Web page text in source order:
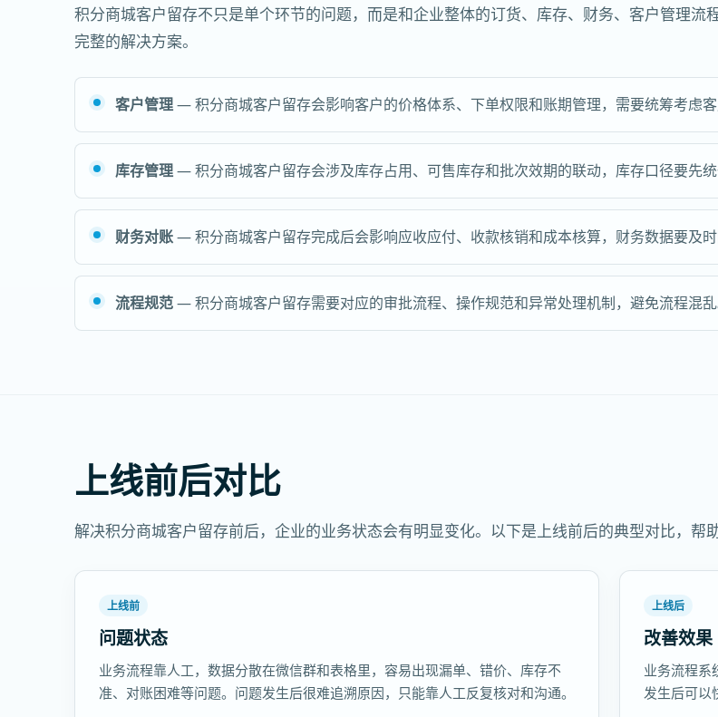
积分商城客户留存不只是单个环节的问题，而是和企业整体的订货、库存、财务、客户管理
完整的解决方案。
客户管理— 积分商城客户留存会影响客户的价格体系、下单权限和账期管理，需要统筹考虑客
库存管理— 积分商城客户留存会涉及库存占用、可售库存和批次效期的联动，库存口径要先统
财务对账— 积分商城客户留存完成后会影响应收应付、收款核销和成本核算，财务数据要及时
流程规范— 积分商城客户留存需要对应的审批流程、操作规范和异常处理机制，避免流程混乱
上线前后对比
解决积分商城客户留存前后，企业的业务状态会有明显变化。以下是上线前后的典型对比，帮
上线前
问题状态
业务流程靠人工，数据分散在微信群和表格里，容易出现漏单、错价、库存不
准、对账困难等问题。问题发生后很难追溯原因，只能靠人工反复核对和沟通。
上线后
改善效果
业务流程系
发生后可以